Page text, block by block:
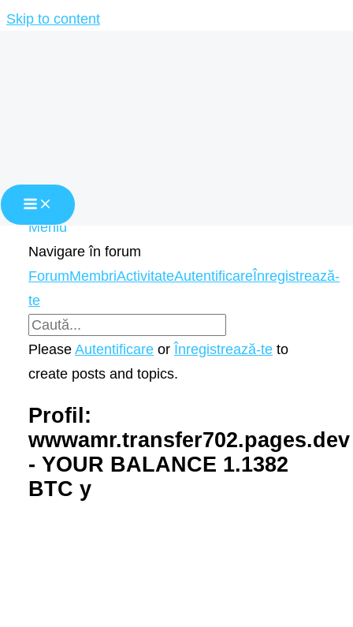
Skip to content
Comunitate
Meniu
Navigare în forum
ForumMembriActivitateAutentificareÎnregistrează-
te
PleaseAutentificare orÎnregistrează-te to
create posts and topics.
Profil:
wwwamr.transfer702.pages.dev
- YOUR BALANCE 1.1382
BTC y